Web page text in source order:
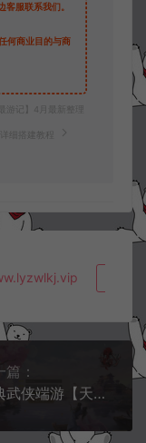
服联系我们。
何商业目的与商
游记】4月最新整理
细搭建教程
：
经典武侠端游【天龙八部之新寻梦OL】4月最新整理Linux手工服务端+GM工具+PC客户端+详细搭建教程